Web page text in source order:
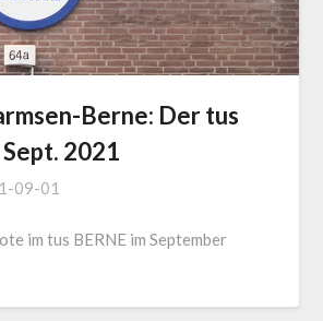
Berne: Der tus
Sept. 2021
09-01
im tus BERNE im September